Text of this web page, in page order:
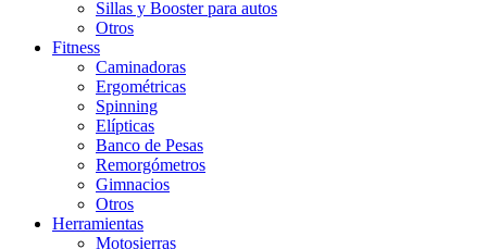
Sillas y Booster para autos
Otros
Fitness
Caminadoras
Ergométricas
Spinning
Elípticas
Banco de Pesas
Remorgómetros
Gimnacios
Otros
Herramientas
Motosierras